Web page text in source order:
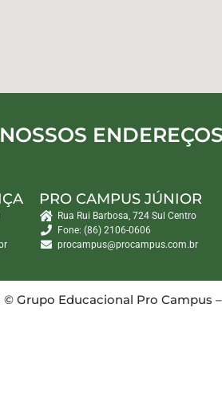
NOSSOS
PRO CAMPUS JÚNIOR
Rua Rui Barbosa, 724 Sul Centro
Fone: (86) 2106-0606
procampus@procampus.com.br
Grupo Educacional Pro Campus –